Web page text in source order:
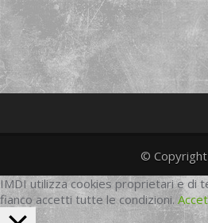
©
IMDI utilizza cookies proprietari e di
fianco accetti tutte le condizioni.